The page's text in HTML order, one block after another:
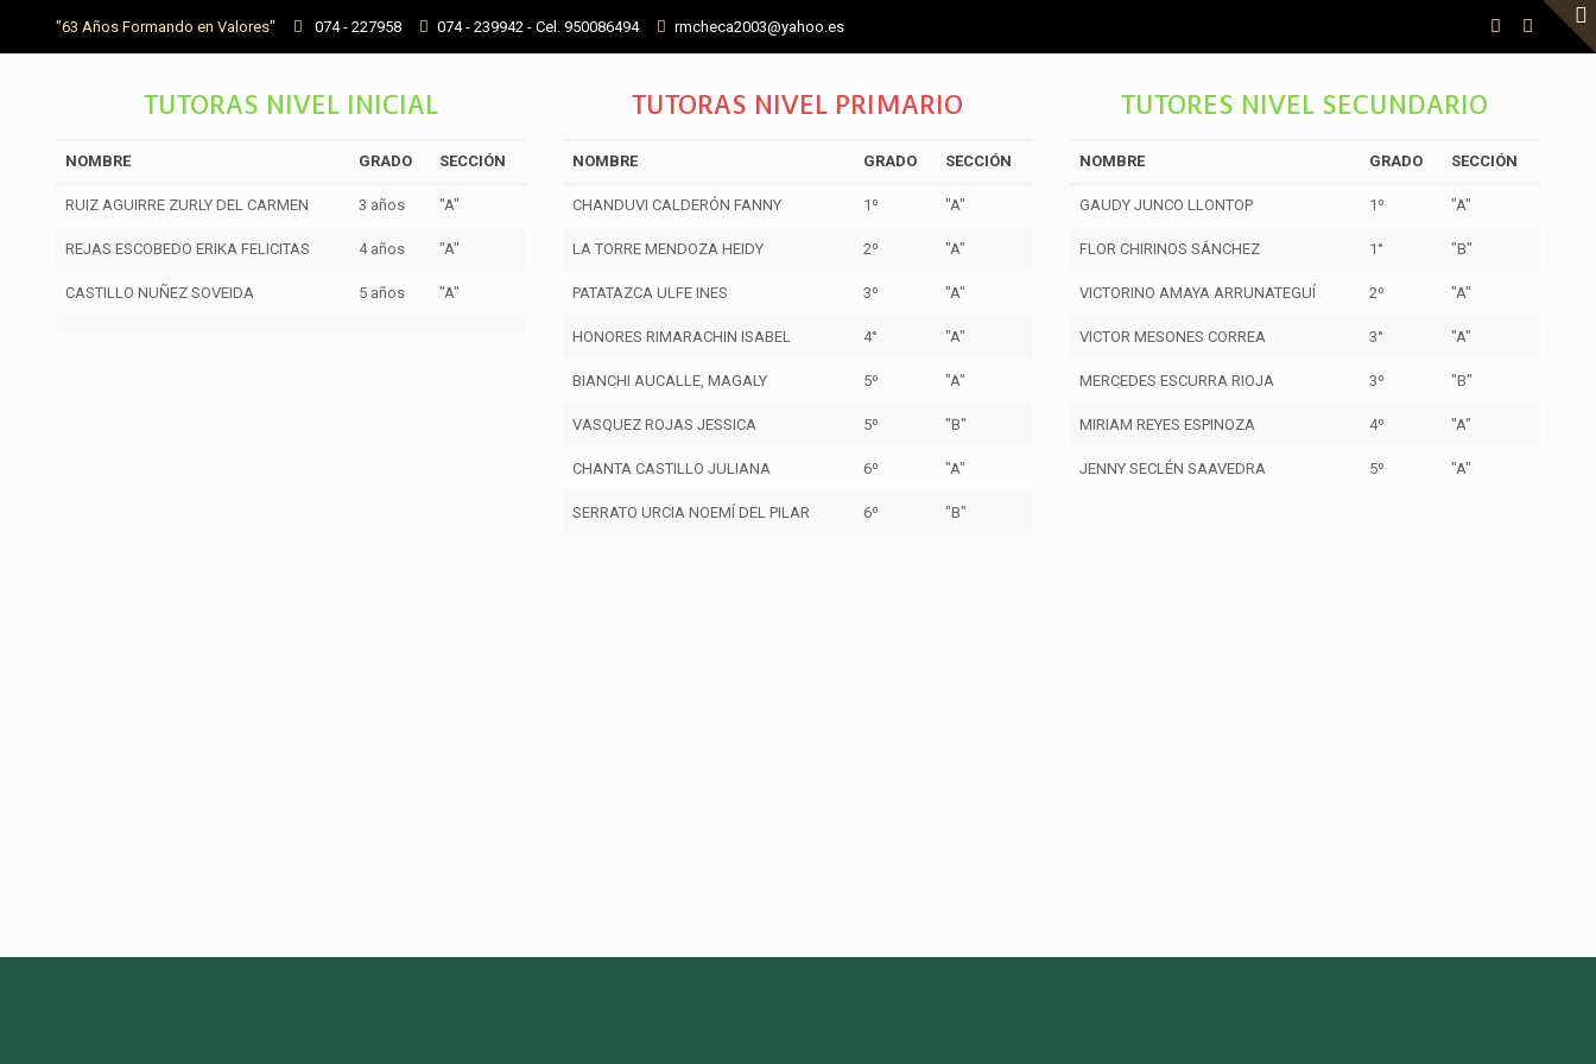
"63 Años Formando en Valores" 074 - 227958 074 - 239942 - Cel. 950086494 rmcheca2003@yahoo.es
TUTORAS NIVEL INICIAL
NOMBRE GRADO SECCIÓN
RUIZ AGUIRRE ZURLY DEL CARMEN 3 años "A"
REJAS ESCOBEDO ERIKA FELICITAS 4 años "A"
CASTILLO NUÑEZ SOVEIDA 5 años "A"
TUTORAS NIVEL PRIMARIO
NOMBRE GRADO SECCIÓN
CHANDUVI CALDERÓN FANNY 1º "A"
LA TORRE MENDOZA HEIDY 2º "A"
PATATAZCA ULFE INES 3º "A"
HONORES RIMARACHIN ISABEL 4° "A"
BIANCHI AUCALLE, MAGALY 5º "A"
VASQUEZ ROJAS JESSICA 5º "B"
CHANTA CASTILLO JULIANA 6º "A"
SERRATO URCIA NOEMÍ DEL PILAR 6º "B"
TUTORES NIVEL SECUNDARIO
NOMBRE GRADO SECCIÓN
GAUDY JUNCO LLONTOP 1º "A"
FLOR CHIRINOS SÁNCHEZ 1° "B"
VICTORINO AMAYA ARRUNATEGUÍ 2º "A"
VICTOR MESONES CORREA 3° "A"
MERCEDES ESCURRA RIOJA 3º "B"
MIRIAM REYES ESPINOZA 4º "A"
JENNY SECLÉN SAAVEDRA 5º "A"